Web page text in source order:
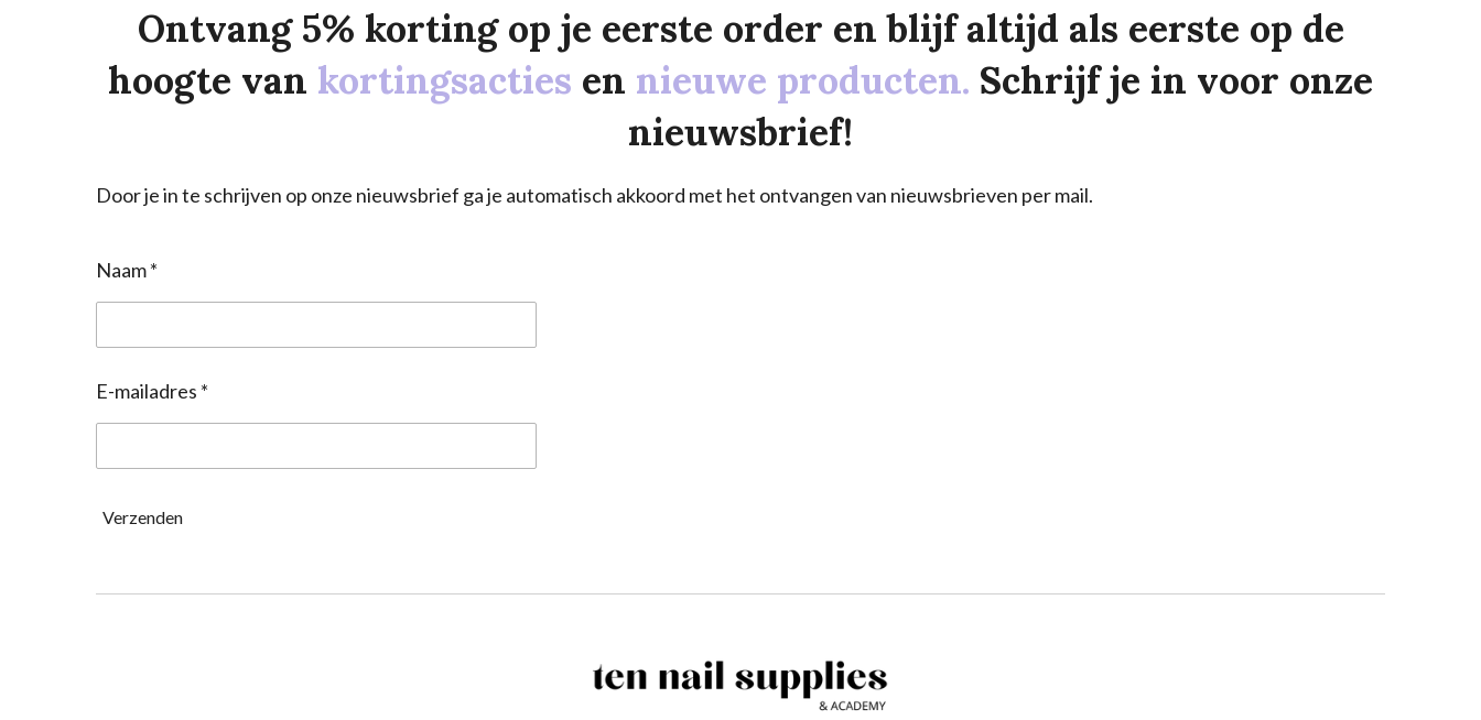
Ontvang 5% korting op je eerste order en blijf altijd als eerste op de
hoogte van kortingsacties en nieuwe producten. Schrijf je in voor onze
nieuwsbrief!
Door je in te schrijven op onze nieuwsbrief ga je automatisch akkoord met het ontvangen van nieuwsbrieven per mail.
Naam *
E-mailadres *
Verzenden